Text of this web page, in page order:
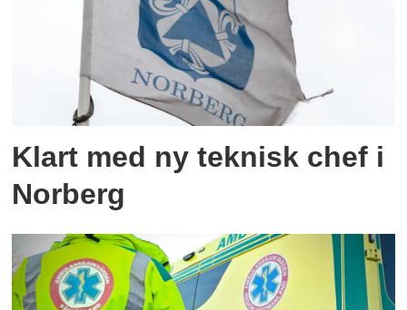
Klart med ny teknisk chef i
Norberg